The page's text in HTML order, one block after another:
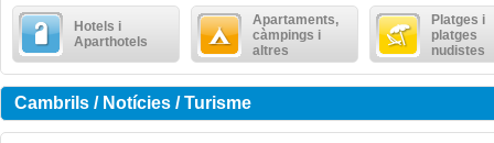
Hotels i
Aparthotels
Apartaments,
càmpings i
altres
Platges i
platges
nudistes
Cambrils / Notícies / Turisme